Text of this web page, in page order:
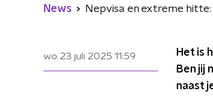
News Nepvisa en extreme
wo 23 juli 2025 11:59
Het is
Ben jij
naast